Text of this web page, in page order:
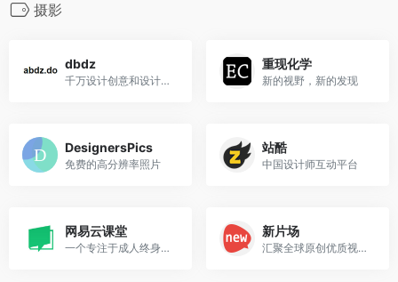
摄影
dbdz
千万设计创意和设计灵感的社区
重现化学
新的视野，新的发现
DesignersPics
免费的高分辨率照片
站酷
中国设计师互动平台
网易云课堂
一个专注于成人终身学习的在线教育平台。
新片场
汇聚全球原创优质视频及创作人